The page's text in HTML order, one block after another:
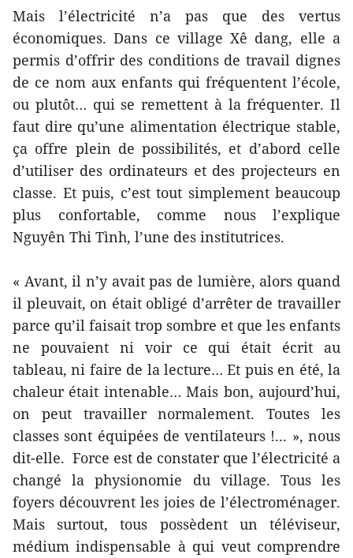
Mais l’électricité n’a pas que des vertus
économiques. Dans ce village Xê dang, elle a
permis d’offrir des conditions de travail dignes
de ce nom aux enfants qui fréquentent l’école,
ou plutôt… qui se remettent à la fréquenter. Il
faut dire qu’une alimentation électrique stable,
ça offre plein de possibilités, et d’abord celle
d’utiliser des ordinateurs et des projecteurs en
classe. Et puis, c’est tout simplement beaucoup
plus confortable, comme nous l’explique
Nguyên Thi Tình, l’une des institutrices.
« Avant, il n’y avait pas de lumière, alors quand
il pleuvait, on était obligé d’arrêter de travailler
parce qu’il faisait trop sombre et que les enfants
ne pouvaient ni voir ce qui était écrit au
tableau, ni faire de la lecture… Et puis en été, la
chaleur était intenable… Mais bon, aujourd’hui,
on peut travailler normalement. Toutes les
classes sont équipées de ventilateurs !... », nous
dit-elle. Force est de constater que l’électricité a
changé la physionomie du village. Tous les
foyers découvrent les joies de l’électroménager.
Mais surtout, tous possèdent un téléviseur,
médium indispensable à qui veut comprendre